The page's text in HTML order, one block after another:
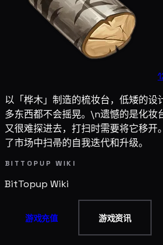
以「桦木」制造的梳妆台，低矮的设
多东西都不会摇晃。\n遗憾的是化妆
又很难探进去，打扫时需要将它移开
了市场中扫帚的自我迭代和升级。
BITTOPUP WIKI
BitTopup Wiki
游戏充值 游戏资讯